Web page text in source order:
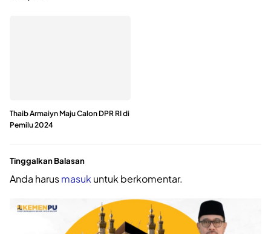
Thaib Armaiyn Maju Calon DPR RI di
Anda harus masuk untuk berkomentar.